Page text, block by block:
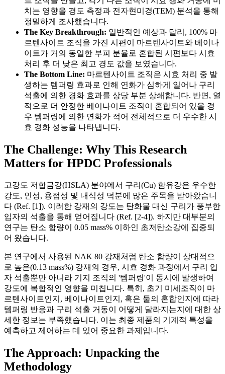
치는 영향을 경도 측정과 전자현미경(TEM) 분석을 통해
정밀하게 조사했습니다.
The Key Breakthrough: 일반적인 예상과 달리, 100% 마
르텐사이트 조직을 가진 시편이 마르텐사이트와 베이나
이트가 거의 동일한 부피 분율로 혼합된 시편보다 시효
처리 후 더 낮은 최고 경도 값을 보였습니다.
The Bottom Line: 마르텐사이트 조직은 시효 처리 중 발
생하는 템퍼링 효과로 인해 연화가 심하게 일어나 구리
석출에 의한 경화 효과를 상당 부분 상쇄합니다. 반면, 열
적으로 더 안정한 베이나이트 조직이 혼합되어 있을 경
우 템퍼링에 의한 연화가 적어 전체적으로 더 우수한 시
효 경화 성능을 나타냅니다.
The Challenge: Why This Research
Matters for HPDC Professionals
고강도 저합금강(HSLA) 분야에서 구리(Cu) 함유강은 우수한
강도, 인성, 용접성 및 내식성 덕분에 많은 주목을 받아왔습니
다 (Ref. [1]). 이러한 강재의 강도는 탄화물 대신 구리가 풍부한
입자의 석출을 통해 얻어집니다 (Ref. [2-4]). 하지만 대부분의
연구는 탄소 함량이 0.05 mass% 이하인 초저탄소강에 집중되
어 왔습니다.
본 연구에서 사용된 NAK 80 강재처럼 탄소 함량이 상대적으
로 높은(0.13 mass%) 강재의 경우, 시효 경화 과정에서 구리 입
자 석출뿐만 아니라 기지 조직의 '템퍼링'이 동시에 발생하여
강도에 복합적인 영향을 미칩니다. 특히, 초기 미세조직이 마
르텐사이트인지, 베이나이트인지, 혹은 둘의 혼합인지에 따라
템퍼링 반응과 구리 석출 거동이 어떻게 달라지는지에 대한 상
세한 정보는 부족했습니다. 이는 최종 제품의 기계적 특성을
예측하고 제어하는 데 있어 중요한 과제입니다.
The Approach: Unpacking the
Methodology